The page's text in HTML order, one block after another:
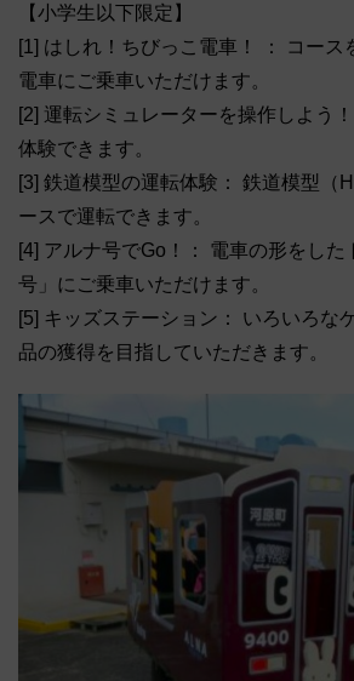
【小学生以下限定】
[1] はしれ！ちびっこ電車！ ： コース
電車にご乗車いただけます。
[2] 運転シミュレーターを操作しよう
体験できます。
[3] 鉄道模型の運転体験： 鉄道模型（
ースで運転できます。
[4] アルナ号でGo！： 電車の形をした
号」にご乗車いただけます。
[5] キッズステーション： いろいろな
品の獲得を目指していただきます。